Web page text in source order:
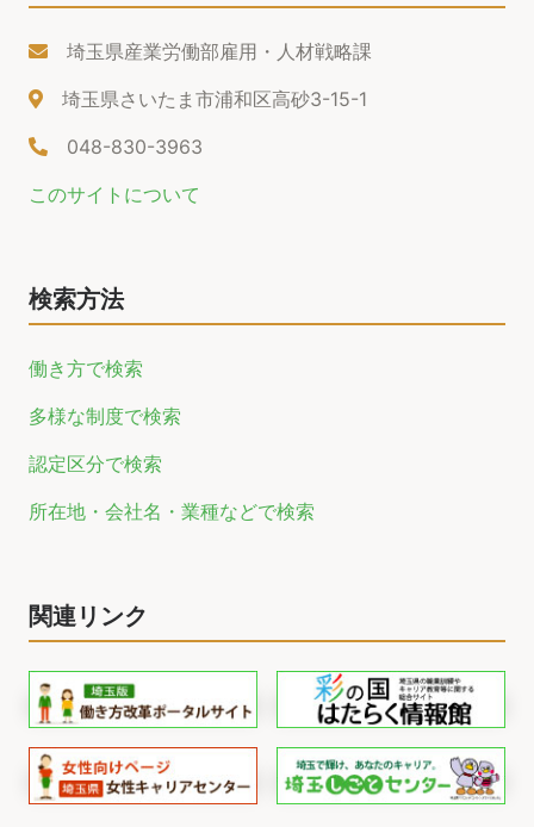
埼玉県産業労働部雇用・人材戦略課
埼玉県さいたま市浦和区高砂3-15-1
048-830-3963
このサイトについて
検索方法
働き方で検索
多様な制度で検索
認定区分で検索
所在地・会社名・業種などで検索
関連リンク